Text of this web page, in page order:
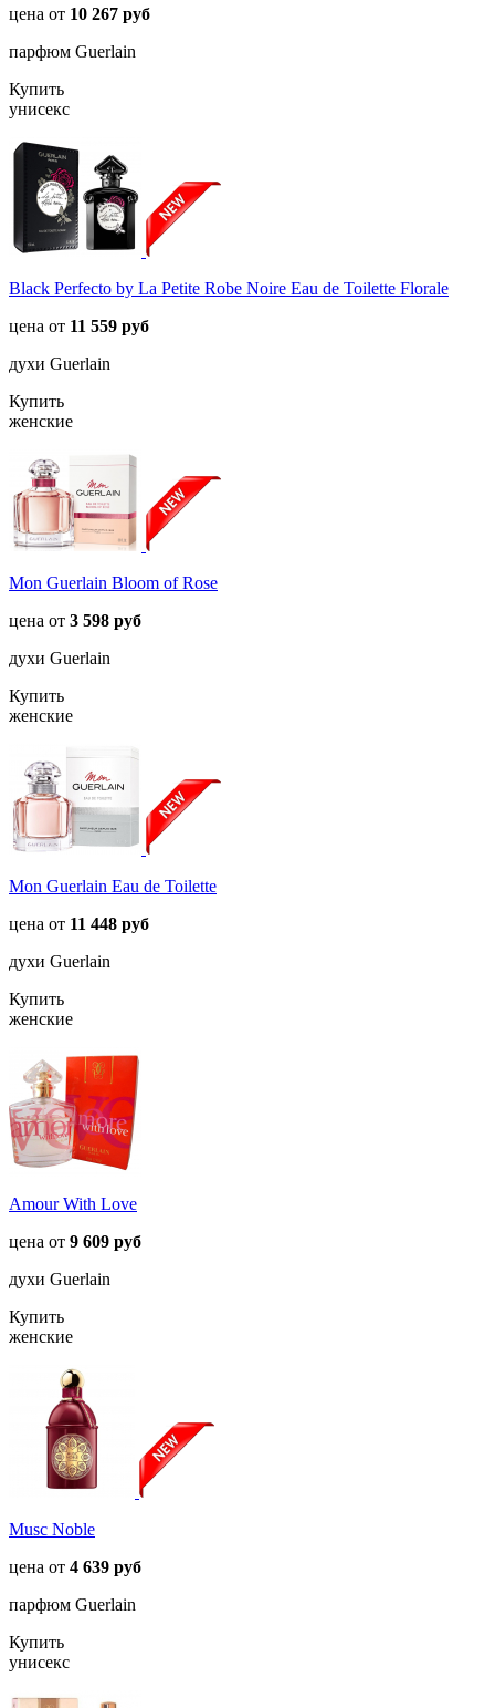
цена от 10 267 руб
парфюм Guerlain
Купить
унисекс
Black Perfecto by La Petite Robe Noire Eau de Toilette Florale
цена от 11 559 руб
духи Guerlain
Купить
женские
Mon Guerlain Bloom of Rose
цена от 3 598 руб
духи Guerlain
Купить
женские
Mon Guerlain Eau de Toilette
цена от 11 448 руб
духи Guerlain
Купить
женские
Amour With Love
цена от 9 609 руб
духи Guerlain
Купить
женские
Musc Noble
цена от 4 639 руб
парфюм Guerlain
Купить
унисекс